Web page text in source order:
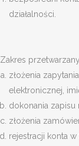
działalności.
Zakres
złożenia
elektronicznej,
dokonania zapisu
złożenia
rejestracji konta